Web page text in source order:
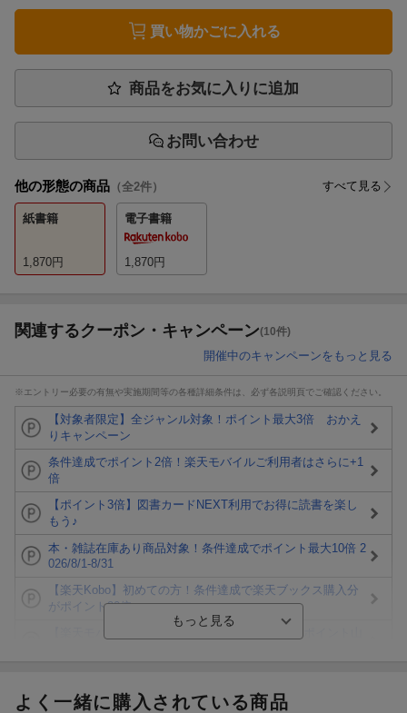
買い物かごに入れる
商品をお気に入りに追加
お問い合わせ
他の形態の商品 （全2件） すべて見る
紙書籍
1,870円
電子書籍
1,870円
関連するクーポン・キャンペーン(10件)
開催中のキャンペーンをもっと見る
※エントリー必要の有無や実施期間等の各種詳細条件は、必ず各説明頁でご確認ください。
【対象者限定】全ジャンル対象！ポイント最大3倍 おかえ
りキャンペーン
条件達成でポイント2倍！楽天モバイルご利用者はさらに+1
倍
【ポイント3倍】図書カードNEXT利用でお得に読書を楽し
もう♪
本・雑誌在庫あり商品対象！条件達成でポイント最大10倍 2
026/8/1-8/31
【楽天Kobo】初めての方！条件達成で楽天ブックス購入分
がポイント20倍
ト山分け
よく一緒に購入されている商品